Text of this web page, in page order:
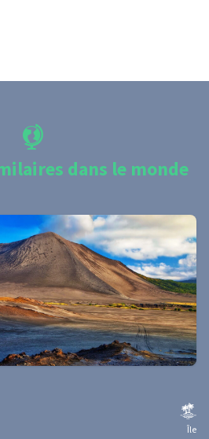
dans le monde
Île